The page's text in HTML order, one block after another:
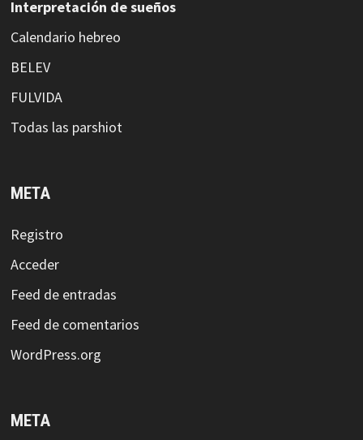
Interpretación de sueños
Calendario hebreo
BELEV
FULVIDA
Todas las parshiot
META
Registro
Acceder
Feed de entradas
Feed de comentarios
WordPress.org
META